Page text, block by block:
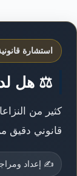
استشارة
⚖️ هل
كثير من
قانوني دقيق
✍️ إعداد